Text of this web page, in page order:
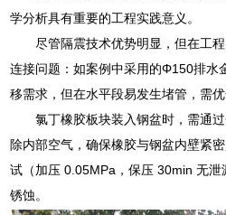
学分析具有重要的工程实践意义。
尽管隔震技术优势明显，但在工
连接问题：如案例中采用的Φ150排水
移需求，但在水平段易发生堵管，需优
氯丁橡胶板块装入钢盆时，需通
除内部空气，确保橡胶与钢盆内壁紧
试（加压 0.05MPa，保压 30min 无
锈蚀。